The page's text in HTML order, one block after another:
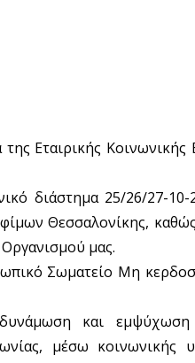
Εταιρικής Κοινωνικής
διάστημα 25/26/27-
Θεσσαλονίκης,
μας.
Σωματείο Μη
και
μέσω κοινωνικής